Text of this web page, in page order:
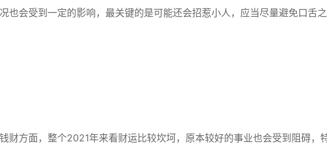
也会受到一定的影响，最关键的是可能还会招惹小人，应当尽量避免口舌
方面，整个2021年来看财运比较坎坷，原本较好的事业也会受到阻碍，